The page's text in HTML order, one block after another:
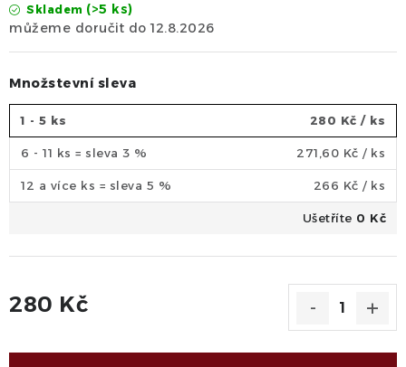
Skladem (>5 ks)
12.8.2026
Množstevní sleva
1 - 5 ks 280 Kč / ks
6 - 11 ks = sleva 3 % 271,60 Kč / ks
12 a více ks = sleva 5 % 266 Kč / ks
Ušetříte 0 Kč
280 Kč